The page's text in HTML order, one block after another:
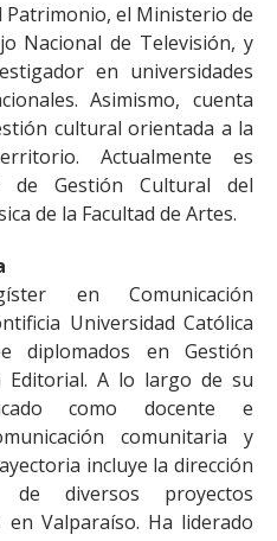
Patrimonio, el Ministerio de
Nacional de Televisión, y
en universidades
Asimismo, cuenta
cultural orientada a la
Actualmente es
de Gestión Cultural del
de la Facultad de Artes.
en Comunicación
Universidad Católica
diplomados en Gestión
Editorial. A lo largo de su
como docente e
comunitaria y
incluye la dirección
de diversos proyectos
Valparaíso. Ha liderado